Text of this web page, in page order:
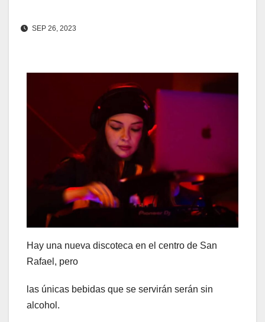
SEP 26, 2023
Hay una nueva discoteca en el centro de San
Rafael, pero
las únicas bebidas que se servirán serán sin
alcohol.